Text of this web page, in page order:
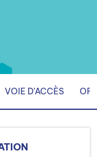
VOIE D'ACCÈS